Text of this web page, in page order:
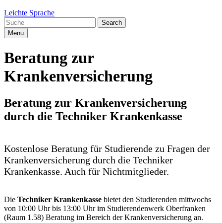
Leichte Sprache
Search
Menu
Beratung zur
Krankenversicherung
Beratung zur Krankenversicherung
durch die Techniker Krankenkasse
Kostenlose Beratung für Studierende zu Fragen der
Krankenversicherung durch die Techniker
Krankenkasse. Auch für Nichtmitglieder.
Die Techniker Krankenkasse bietet den Studierenden mittwochs
von 10:00 Uhr bis 13:00 Uhr im Studierendenwerk Oberfranken
(Raum 1.58) Beratung im Bereich der Krankenversicherung an.